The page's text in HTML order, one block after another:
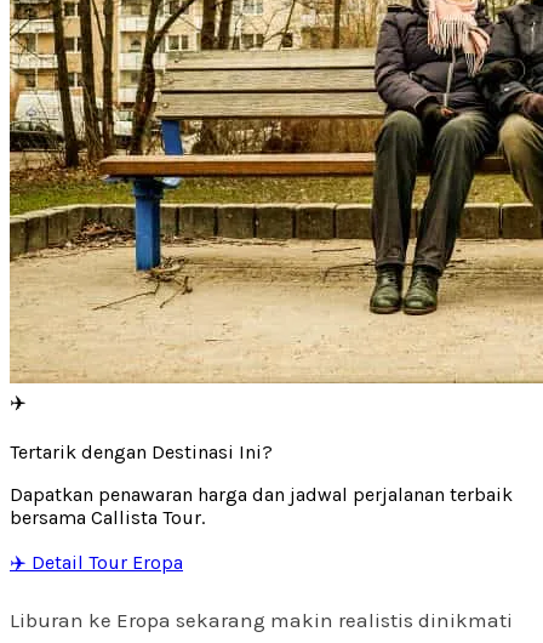
✈️
Tertarik dengan Destinasi Ini?
Dapatkan penawaran harga dan jadwal perjalanan terbaik
bersama Callista Tour.
✈️ Detail Tour Eropa
Liburan ke Eropa sekarang makin realistis dinikmati